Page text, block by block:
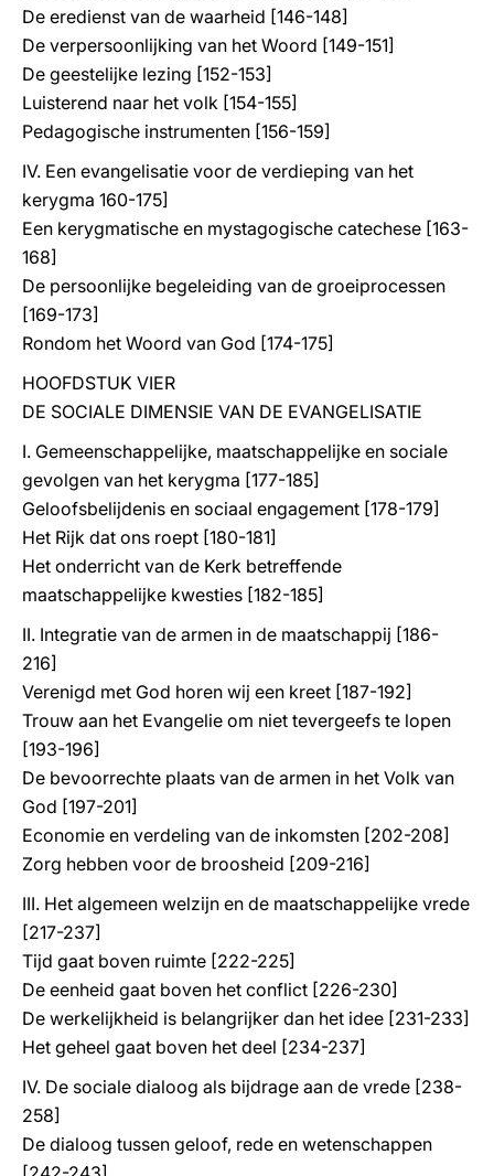
De eredienst van de waarheid [146-148]
De verpersoonlijking van het Woord [149-151]
De geestelijke lezing [152-153]
Luisterend naar het volk [154-155]
Pedagogische instrumenten [156-159]
IV. Een evangelisatie voor de verdieping van het
kerygma 160-175]
Een kerygmatische en mystagogische catechese [163-
168]
De persoonlijke begeleiding van de groeiprocessen
[169-173]
Rondom het Woord van God [174-175]
HOOFDSTUK VIER
DE SOCIALE DIMENSIE VAN DE EVANGELISATIE
I. Gemeenschappelijke, maatschappelijke en sociale
gevolgen van het kerygma [177-185]
Geloofsbelijdenis en sociaal engagement [178-179]
Het Rijk dat ons roept [180-181]
Het onderricht van de Kerk betreffende
maatschappelijke kwesties [182-185]
II. Integratie van de armen in de maatschappij [186-
216]
Verenigd met God horen wij een kreet [187-192]
Trouw aan het Evangelie om niet tevergeefs te lopen
[193-196]
De bevoorrechte plaats van de armen in het Volk van
God [197-201]
Economie en verdeling van de inkomsten [202-208]
Zorg hebben voor de broosheid [209-216]
III. Het algemeen welzijn en de maatschappelijke vrede
[217-237]
Tijd gaat boven ruimte [222-225]
De eenheid gaat boven het conflict [226-230]
De werkelijkheid is belangrijker dan het idee [231-233]
Het geheel gaat boven het deel [234-237]
IV. De sociale dialoog als bijdrage aan de vrede [238-
258]
De dialoog tussen geloof, rede en wetenschappen